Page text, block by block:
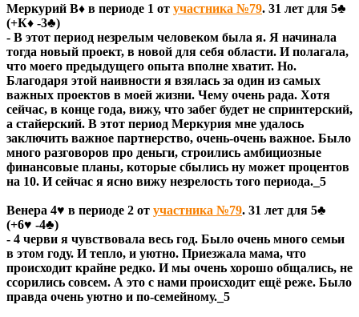
Меркурий В♦ в периоде 1 от участника №79. 31 лет для 5♣
(+К♦ -3♣)
- В этот период незрелым человеком была я. Я начинала
тогда новый проект, в новой для себя области. И полагала,
что моего предыдущего опыта вполне хватит. Но.
Благодаря этой наивности я взялась за один из самых
важных проектов в моей жизни. Чему очень рада. Хотя
сейчас, в конце года, вижу, что забег будет не спринтерский,
а стайерский. В этот период Меркурия мне удалось
заключить важное партнерство, очень-очень важное. Было
много разговоров про деньги, строились амбициозные
финансовые планы, которые сбылись ну может процентов
на 10. И сейчас я ясно вижу незрелость того периода._5
Венера 4♥ в периоде 2 от участника №79. 31 лет для 5♣
(+6♥ -4♣)
- 4 черви я чувствовала весь год. Было очень много семьи
в этом году. И тепло, и уютно. Приезжала мама, что
происходит крайне редко. И мы очень хорошо общались, не
ссорились совсем. А это с нами происходит ещё реже. Было
правда очень уютно и по-семейному._5